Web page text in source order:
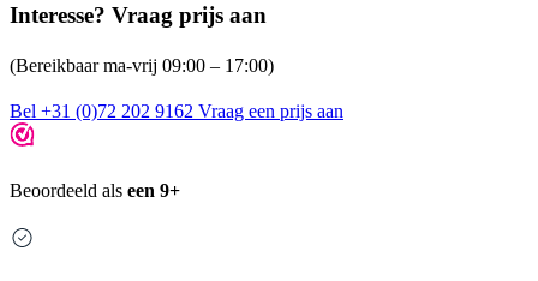
Interesse? Vraag prijs aan
(Bereikbaar ma-vrij 09:00 – 17:00)
Bel +31 (0)72 202 9162 Vraag een prijs aan
Beoordeeld als een 9+